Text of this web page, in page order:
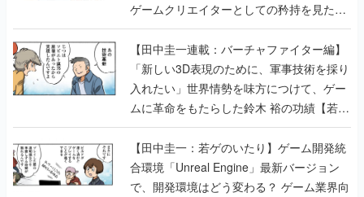
ゲームクリエイターとしての矜持を見た
【若ゲのいたり最終回】
【田中圭一連載：バーチャファイター編】
「新しい3D表現のために、軍事技術を採り
入れたい」世界情勢を味方につけて、ゲー
ムに革命をもたらした鈴木 裕の功績【若ゲ
のいたり】
【田中圭一：若ゲのいたり】ゲーム開発統
合環境「Unreal Engine」最新バージョン
で、開発環境はどう変わる？ ゲーム業界向